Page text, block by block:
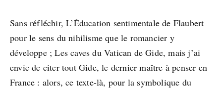
Sans réfléchir, L’Éducation sentimentale de Flaubert
pour le sens du nihilisme que le romancier y
développe ; Les caves du Vatican de Gide, mais j’ai
envie de citer tout Gide, le dernier maître à penser en
France : alors, ce texte-là, pour la symbolique du